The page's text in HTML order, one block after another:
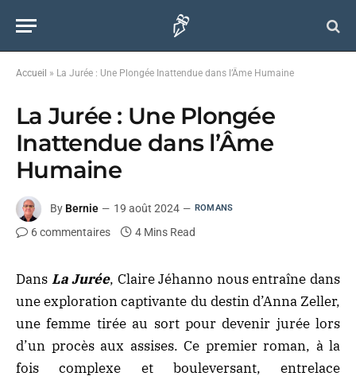
Accueil » La Jurée : Une Plongée Inattendue dans l’Âme Humaine
La Jurée : Une Plongée
Inattendue dans l’Âme
Humaine
By Bernie 19 août 2024 ROMANS
6 commentaires 4 Mins Read
Dans La Jurée, Claire Jéhanno nous entraîne dans
une exploration captivante du destin d’Anna Zeller,
une femme tirée au sort pour devenir jurée lors
d’un procès aux assises. Ce premier roman, à la
fois complexe et bouleversant, entrelace